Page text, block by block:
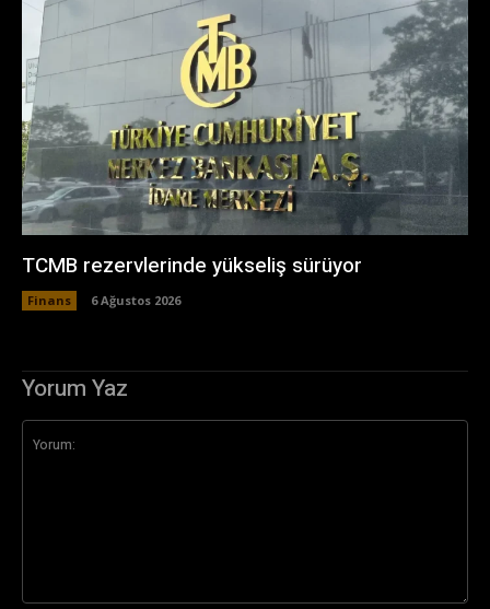
TCMB rezervlerinde yükseliş sürüyor
Finans 6 Ağustos 2026
Yorum Yaz